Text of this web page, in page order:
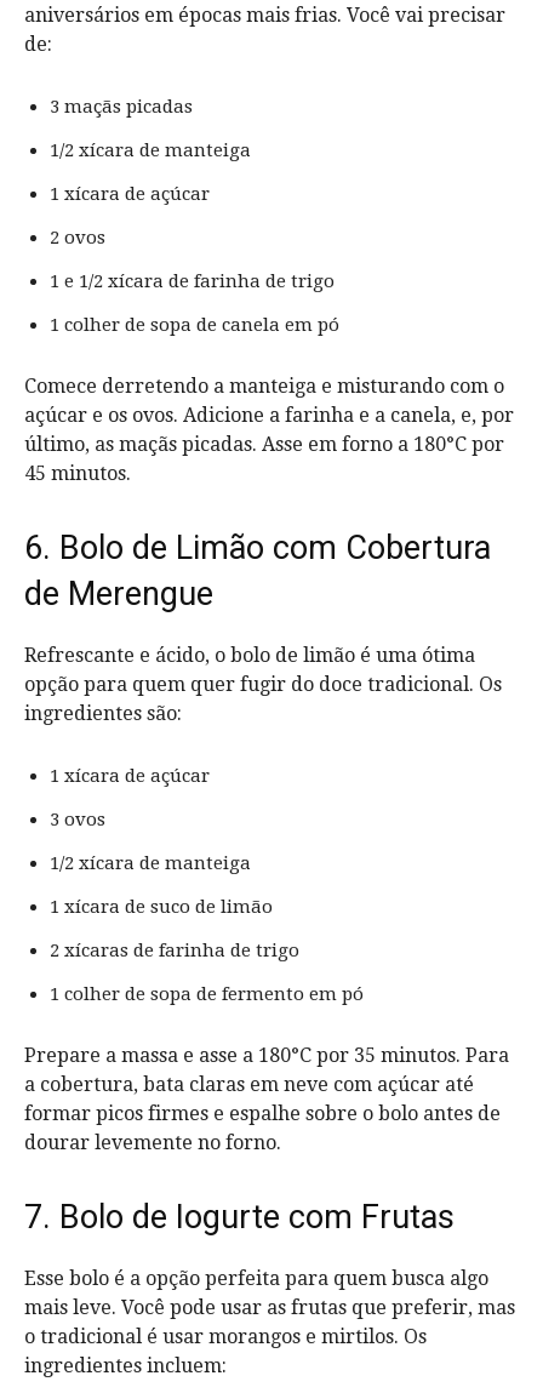
aniversários em épocas mais frias. Você vai precisar
de:
3 maçãs picadas
1/2 xícara de manteiga
1 xícara de açúcar
2 ovos
1 e 1/2 xícara de farinha de trigo
1 colher de sopa de canela em pó
Comece derretendo a manteiga e misturando com o
açúcar e os ovos. Adicione a farinha e a canela, e, por
último, as maçãs picadas. Asse em forno a 180°C por
45 minutos.
6. Bolo de Limão com Cobertura
de Merengue
Refrescante e ácido, o bolo de limão é uma ótima
opção para quem quer fugir do doce tradicional. Os
ingredientes são:
1 xícara de açúcar
3 ovos
1/2 xícara de manteiga
1 xícara de suco de limão
2 xícaras de farinha de trigo
1 colher de sopa de fermento em pó
Prepare a massa e asse a 180°C por 35 minutos. Para
a cobertura, bata claras em neve com açúcar até
formar picos firmes e espalhe sobre o bolo antes de
dourar levemente no forno.
7. Bolo de Iogurte com Frutas
Esse bolo é a opção perfeita para quem busca algo
mais leve. Você pode usar as frutas que preferir, mas
o tradicional é usar morangos e mirtilos. Os
ingredientes incluem: